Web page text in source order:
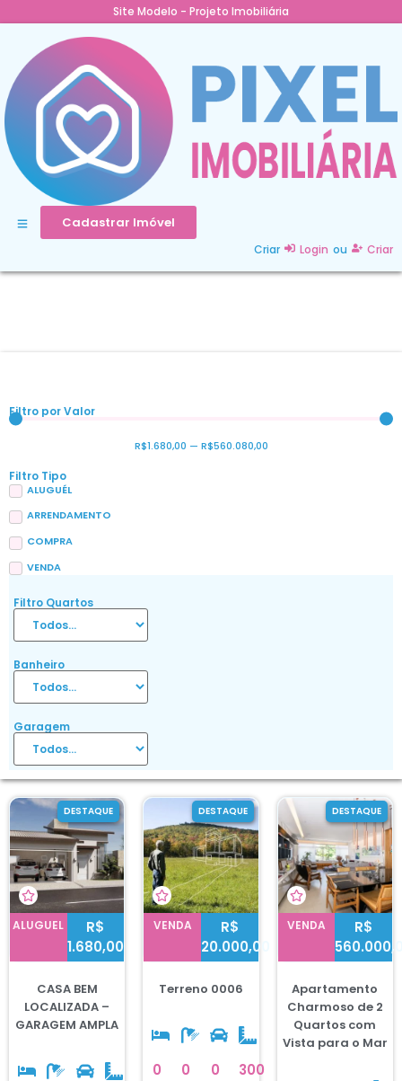
Site Modelo - Projeto Imobiliária
Cadastrar Imóvel
Criar Login ou Criar
Filtro por Valor
R$1.680,00 — R$560.080,00
Filtro Tipo
ALUGUÉL
ARRENDAMENTO
COMPRA
VENDA
Filtro Quartos
Banheiro
Garagem
DESTAQUE
ALUGUEL
R$
1.680,00
CASA BEM
LOCALIZADA –
GARAGEM AMPLA
DESTAQUE
VENDA
R$
20.000,00
Terreno 0006
0 0 0 300
DESTAQUE
VENDA
R$
Apartamento
Charmoso de 2
Quartos com
Vista para o Mar